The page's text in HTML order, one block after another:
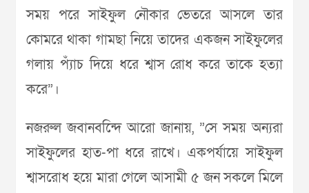
সময় পরে সাইফুল নৌকার ভেতরে আসলে তার
কোমরে থাকা গামছা নিয়ে তাদের একজন সাইফুলের
গলায় প্যাঁচ দিয়ে ধরে শ্বাস রোধ করে তাকে হত্যা
করে”।
নজরুল জবানবন্দিে আরো জানায়, ”সে সময় অন্যরা
সাইফুলের হাত-পা ধরে রাখে। একপর্যায়ে সাইফুল
শ্বাসরোধ হয়ে মারা গেলে আসামী ৫ জন সকলে মিলে